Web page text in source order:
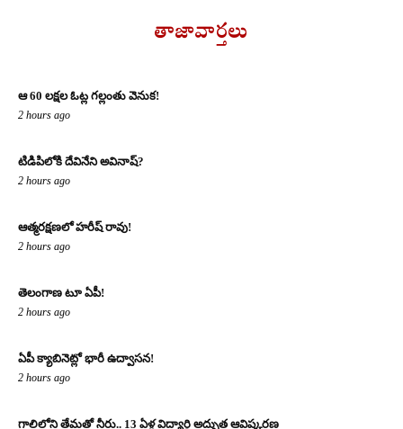
తాజావార్తలు
ఆ 60 లక్షల ఓట్ల గల్లంతు వెనుక!
2 hours ago
టిడిపిలోకి దేవినేని అవినాష్?
2 hours ago
ఆత్మరక్షణలో హరీష్ రావు!
2 hours ago
తెలంగాణ టూ ఏపీ!
2 hours ago
ఏపీ క్యాబినెట్లో భారీ ఉద్వాసన!
2 hours ago
గాలిలోని తేమతో నీరు.. 13 ఏళ్ల విద్యార్థి అద్భుత ఆవిష్కరణ